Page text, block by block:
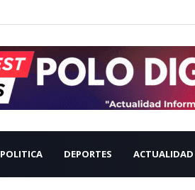
POLITICA DEPORTES ACTUALIDAD